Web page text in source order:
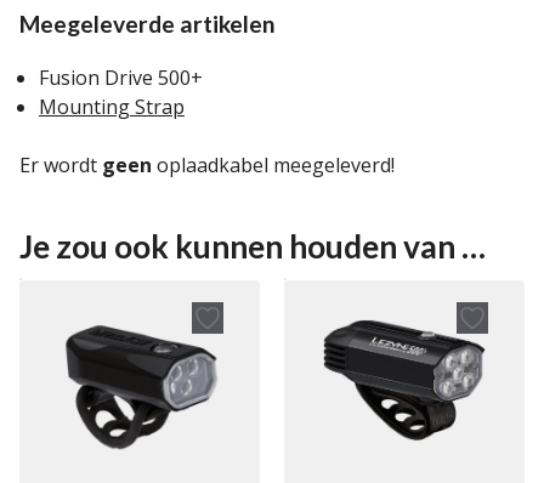
Meegeleverde artikelen
Fusion Drive 500+
Mounting Strap
Er wordt geen oplaadkabel meegeleverd!
Je zou ook kunnen houden van …